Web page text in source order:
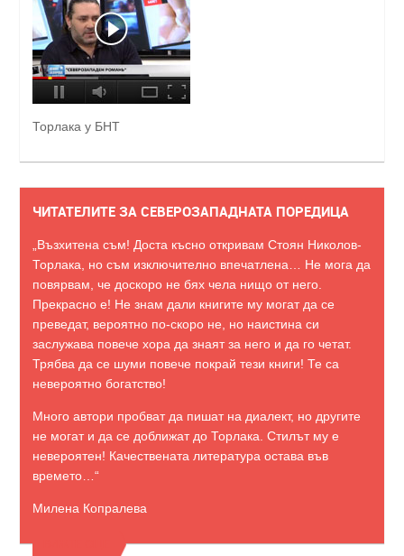
Торлака у БНТ
ЧИТАТЕЛИТЕ ЗА СЕВЕРОЗАПАДНАТА ПОРЕДИЦА
„Възхитена съм! Доста късно откривам Стоян Николов-
Торлака, но съм изключително впечатлена… Не мога да
повярвам, че доскоро не бях чела нищо от него.
Прекрасно е! Не знам дали книгите му могат да се
преведат, вероятно по-скоро не, но наистина си
заслужава повече хора да знаят за него и да го четат.
Трябва да се шуми повече покрай тези книги! Те са
невероятно богатство!
Много автори пробват да пишат на диалект, но другите
не могат и да се доближат до Торлака. Стилът му е
невероятен! Качествената литература остава във
времето…“
Милена Копралева